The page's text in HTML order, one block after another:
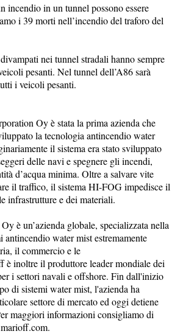
incendio in un tunnel possono essere
i 39 morti nell’incendio del traforo del
nei tunnel stradali hanno sempre
pesanti. Nel tunnel dell’A86 sarà
i veicoli pesanti.
Oy è stata la prima azienda che
la tecnologia antincendio water
il sistema era stato sviluppato
delle navi e spegnere gli incendi,
d’acqua minima. Oltre a salvare vite
il traffico, il sistema HI-FOG impedisce il
infrastrutture e dei materiali.
è un’azienda globale, specializzata nella
antincendio water mist estremamente
il commercio e le
è inoltre il produttore leader mondiale dei
i settori navali e offshore. Fin dall'inizio
di sistemi water mist, l'azienda ha
settore di mercato ed oggi detiene
maggiori informazioni consigliamo di